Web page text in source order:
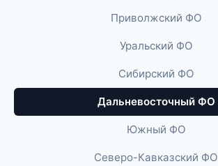
Приволжский ФО
Уральский ФО
Сибирский ФО
Дальневосточный ФО
Южный ФО
Северо-Кавказский ФО